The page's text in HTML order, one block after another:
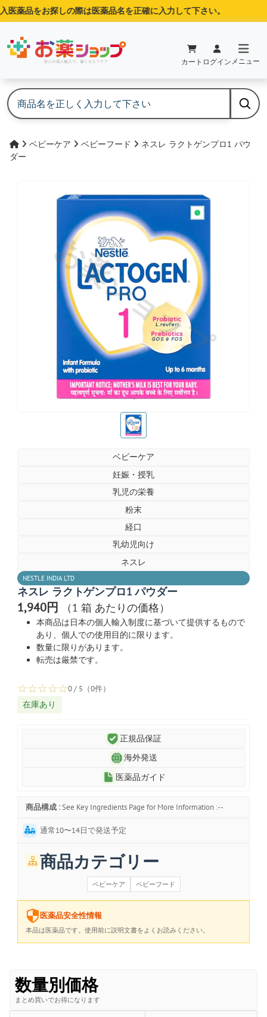
薬品をお探しの際は医薬品名を正確に入力して下さい。
カート ログイン メニュー
ベビーケア ベビーフード
ネスレ ラクトゲンプロ1 パウ
ダー
お薬ショップ
お薬ショップ
ベビーケア
妊娠・授乳
乳児の栄養
粉末
経口
乳幼児向け
ネスレ
NESTLE INDIA LTD
ネスレ ラクトゲンプロ1 パウダー
1,940円 （1 箱 あたりの価格）
本商品は日本の個人輸入制度に基づいて提供するもので
あり、個人での使用目的に限ります。
数量に限りがあります。
転売は厳禁です。
☆☆☆☆☆0 / 5（0件）
在庫あり
正規品保証
海外発送
医薬品ガイド
商品構成 : See Key Ingredients Page for More Information :--
通常10〜14日で発送予定
商品カテゴリー
ベビーケア ベビーフード
医薬品安全性情報
本品は医薬品です。使用前に説明文書をよくお読みください。
数量別価格
まとめ買いでお得になります